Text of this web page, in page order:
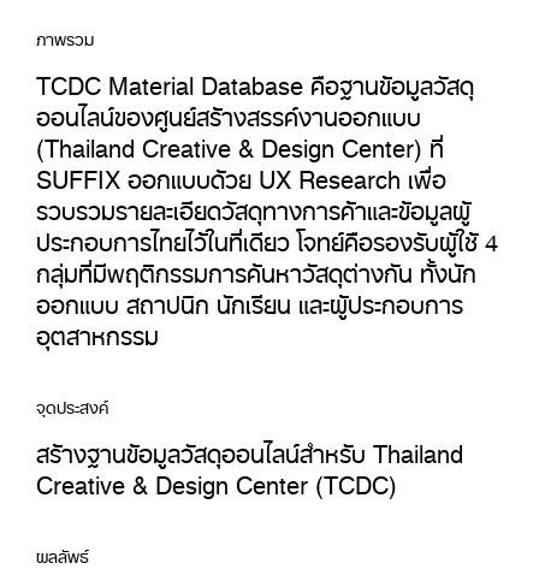
ภาพรวม
TCDC Material Database คือฐานข้อมูลวัสดุ
ออนไลน์ของศูนย์สร้างสรรค์งานออกแบบ
(Thailand Creative & Design Center) ที่
SUFFIX ออกแบบด้วย UX Research เพื่อ
รวบรวมรายละเอียดวัสดุทางการค้าและข้อมูลผู้
ประกอบการไทยไว้ในที่เดียว โจทย์คือรองรับผู้ใช้ 4
กลุ่มที่มีพฤติกรรมการค้นหาวัสดุต่างกัน ทั้งนัก
ออกแบบ สถาปนิก นักเรียน และผู้ประกอบการ
อุตสาหกรรม
จุดประสงค์
สร้างฐานข้อมูลวัสดุออนไลน์สำหรับ Thailand
Creative & Design Center (TCDC)
ผลลัพธ์